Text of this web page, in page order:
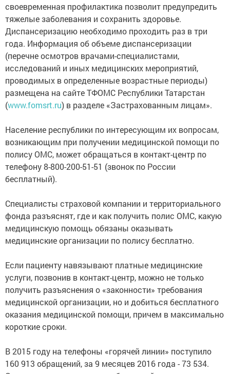
своевременная профилактика позволит предупредить
тяжелые заболевания и сохранить здоровье.
Диспансеризацию необходимо проходить раз в три
года. Информация об объеме диспансеризации
(перечне осмотров врачами-специалистами,
исследований и иных медицинских мероприятий,
проводимых в определенные возрастные периоды)
размещена на сайте ТФОМС Республики Татарстан
(www.fomsrt.ru) в разделе «Застрахованным лицам».
Население республики по интересующим их вопросам,
возникающим при получении медицинской помощи по
полису ОМС, может обращаться в контакт-центр по
телефону 8-800-200-51-51 (звонок по России
бесплатный).
Специалисты страховой компании и территориального
фонда разъяснят, где и как получить полис ОМС, какую
медицинскую помощь обязаны оказывать
медицинские организации по полису бесплатно.
Если пациенту навязывают платные медицинские
услуги, позвонив в контакт-центр, можно не только
получить разъяснения о «законности» требования
медицинской организации, но и добиться бесплатного
оказания медицинской помощи, причем в максимально
короткие сроки.
В 2015 году на телефоны «горячей линии» поступило
160 913 обращений, за 9 месяцев 2016 года - 73 534.